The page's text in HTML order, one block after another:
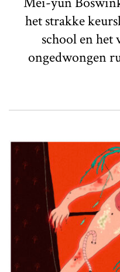
het strakke
school en het
ongedwongen